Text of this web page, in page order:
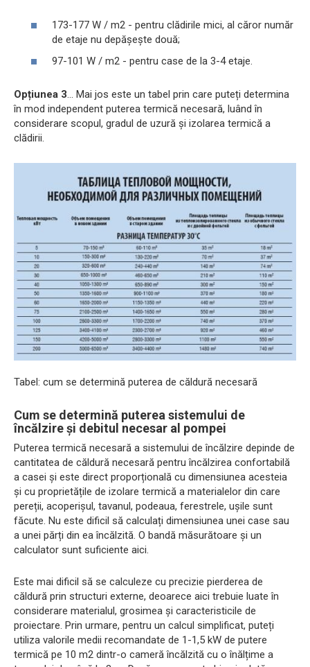
173-177 W / m2 - pentru clădirile mici, al căror număr
de etaje nu depășește două;
97-101 W / m2 - pentru case de la 3-4 etaje.
Opțiunea 3... Mai jos este un tabel prin care puteți determina
în mod independent puterea termică necesară, luând în
considerare scopul, gradul de uzură și izolarea termică a
clădirii.
Tabel: cum se determină puterea de căldură necesară
Cum se determină puterea sistemului de
încălzire și debitul necesar al pompei
Puterea termică necesară a sistemului de încălzire depinde de
cantitatea de căldură necesară pentru încălzirea confortabilă
a casei și este direct proporțională cu dimensiunea acesteia
și cu proprietățile de izolare termică a materialelor din care
pereții, acoperișul, tavanul, podeaua, ferestrele, ușile sunt
făcute. Nu este dificil să calculați dimensiunea unei case sau
a unei părți din ea încălzită. O bandă măsurătoare și un
calculator sunt suficiente aici.
Este mai dificil să se calculeze cu precizie pierderea de
căldură prin structuri externe, deoarece aici trebuie luate în
considerare materialul, grosimea și caracteristicile de
proiectare. Prin urmare, pentru un calcul simplificat, puteți
utiliza valorile medii recomandate de 1-1,5 kW de putere
termică pe 10 m2 dintr-o cameră încălzită cu o înălțime a